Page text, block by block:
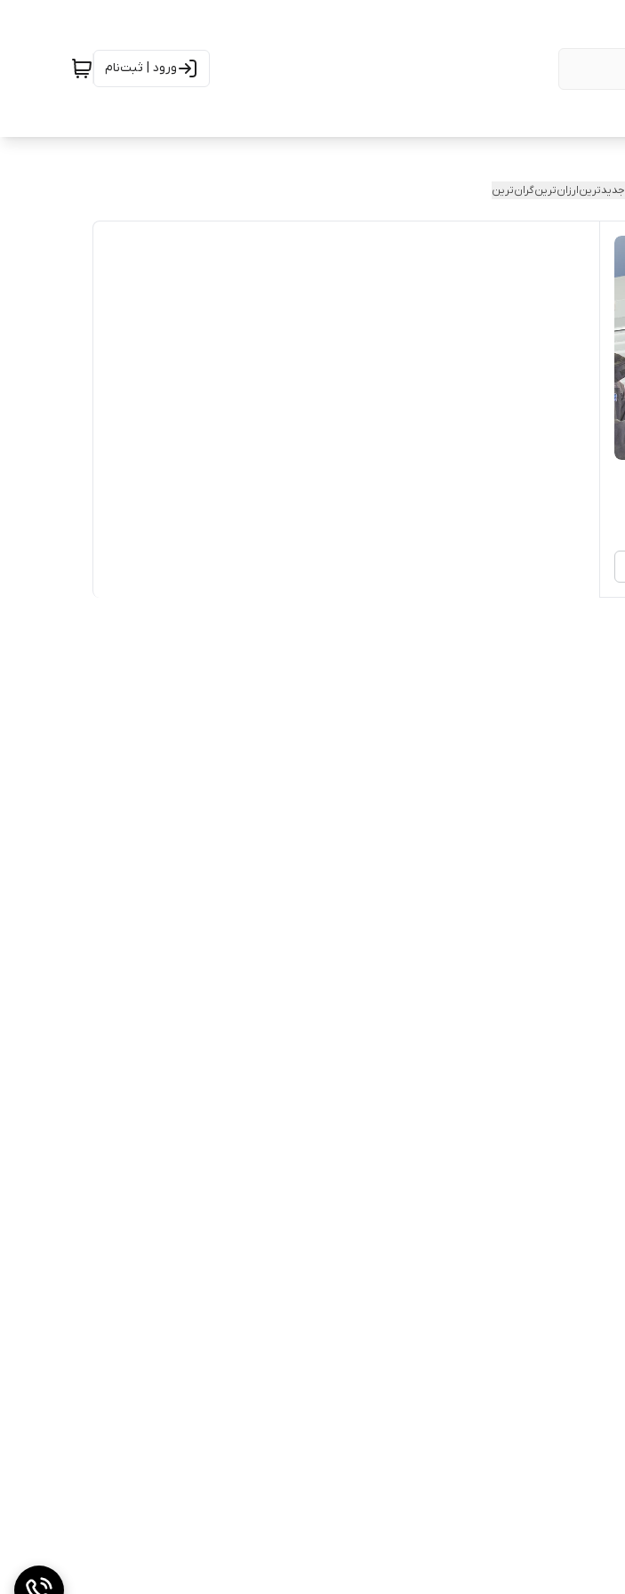
ورود | ثبت‌نام
جدیدترینارزان‌ترینگران‌ترین